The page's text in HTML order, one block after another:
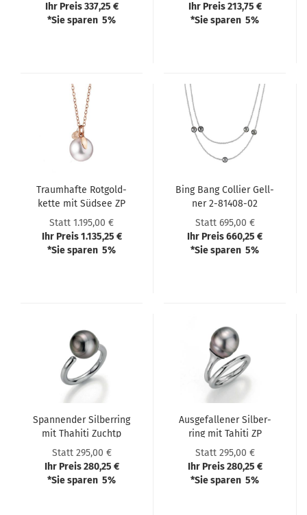
Ihr Preis 337,25 €
*Sie sparen 5%
Ihr Preis 213,75 €
*Sie sparen 5%
Traum­haf­te Rot­gold­
ket­te mit Süd­see ZP
Statt 1.195,00 €
Ihr Preis 1.135,25 €
*Sie sparen 5%
Bing Bang Col­lier Gell­
ner 2-​81408-​02
Statt 695,00 €
Ihr Preis 660,25 €
*Sie sparen 5%
Span­nen­der Sil­ber­ring
mit Tha­hi­ti Zuchtp
Statt 295,00 €
Ihr Preis 280,25 €
*Sie sparen 5%
Aus­ge­fal­le­ner Sil­ber­
ring mit Ta­hi­ti ZP
Statt 295,00 €
Ihr Preis 280,25 €
*Sie sparen 5%